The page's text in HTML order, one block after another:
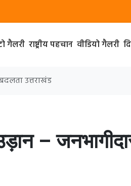
गैलरी राष्ट्रीय पहचान वीडियो गैलरी
उत्तराखंड
–